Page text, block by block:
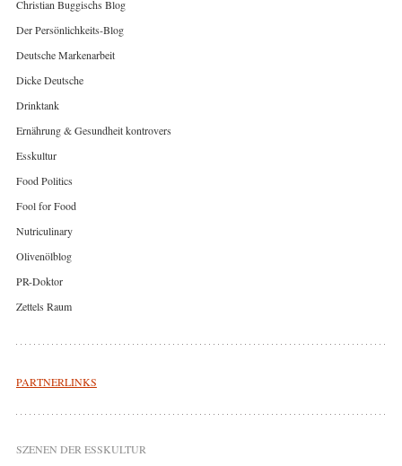
Christian Buggischs Blog
Der Persönlichkeits-Blog
Deutsche Markenarbeit
Dicke Deutsche
Drinktank
Ernährung & Gesundheit kontrovers
Esskultur
Food Politics
Fool for Food
Nutriculinary
Olivenölblog
PR-Doktor
Zettels Raum
PARTNERLINKS
SZENEN DER ESSKULTUR